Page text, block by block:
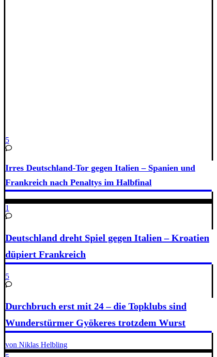
5
Irres Deutschland-Tor gegen Italien – Spanien und
Frankreich nach Penaltys im Halbfinal
1
Deutschland dreht Spiel gegen Italien – Kroatien
düpiert Frankreich
5
Durchbruch erst mit 24 – die Topklubs sind
Wunderstürmer Gyökeres trotzdem Wurst
von Niklas Helbling